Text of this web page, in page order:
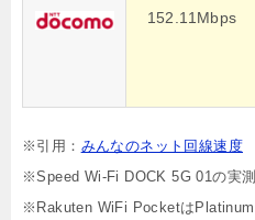
152.11Mbps
※引用： みんなのネット回線速度
※Speed Wi-Fi DOCK 5G 01の実
※Rakuten WiFi PocketはPlatinum